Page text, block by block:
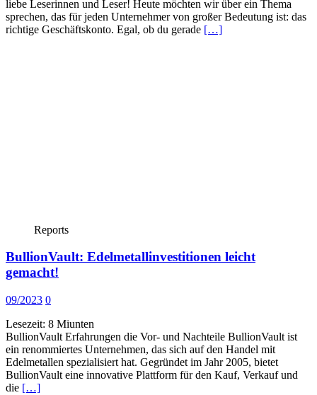
liebe Leserinnen und Leser! Heute möchten wir über ein Thema
sprechen, das für jeden Unternehmer von großer Bedeutung ist: das
richtige Geschäftskonto. Egal, ob du gerade […]
Reports
BullionVault: Edelmetallinvestitionen leicht
gemacht!
09/2023 0
Lesezeit: 8 Miunten
BullionVault Erfahrungen die Vor- und Nachteile BullionVault ist
ein renommiertes Unternehmen, das sich auf den Handel mit
Edelmetallen spezialisiert hat. Gegründet im Jahr 2005, bietet
BullionVault eine innovative Plattform für den Kauf, Verkauf und
die […]